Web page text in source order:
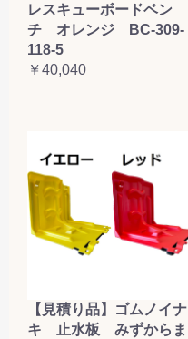
レスキューボードベン
チ オレンジ BC-309-
118-5
￥40,040
【見積り品】ゴムノイナ
キ 止水板 みずからま